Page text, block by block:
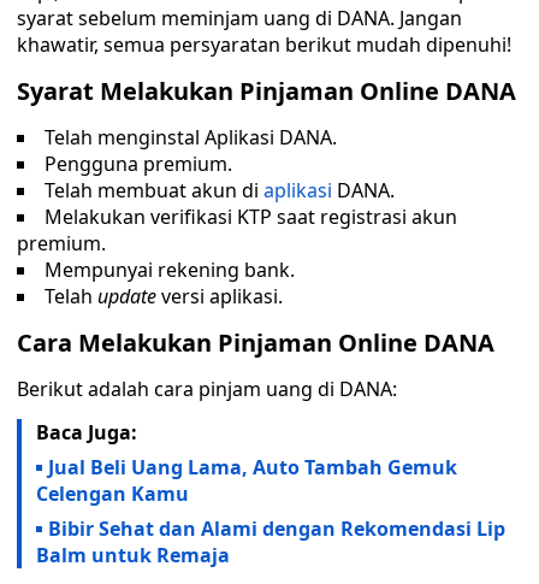
syarat sebelum meminjam uang di DANA. Jangan
khawatir, semua persyaratan berikut mudah dipenuhi!
Syarat Melakukan Pinjaman Online DANA
Telah menginstal Aplikasi DANA.
Pengguna premium.
Telah membuat akun di aplikasi DANA.
Melakukan verifikasi KTP saat registrasi akun
premium.
Mempunyai rekening bank.
Telah updateversi aplikasi.
Cara Melakukan Pinjaman Online DANA
Berikut adalah cara pinjam uang di DANA:
Baca Juga:
Jual Beli Uang Lama, Auto Tambah Gemuk
Celengan Kamu
Bibir Sehat dan Alami dengan Rekomendasi Lip
Balm untuk Remaja